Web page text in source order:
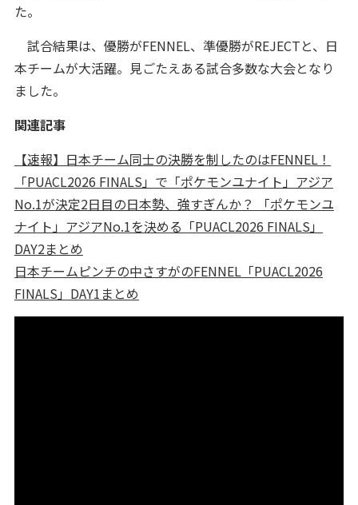
た。
試合結果は、優勝がFENNEL、準優勝がREJECTと、日
本チームが大活躍。見ごたえある試合多数な大会となり
ました。
関連記事
【速報】日本チーム同士の決勝を制したのはFENNEL！
「PUACL2026 FINALS」で「ポケモンユナイト」アジア
No.1が決定2日目の日本勢、強すぎんか？ 「ポケモンユ
ナイト」アジアNo.1を決める「PUACL2026 FINALS」
DAY2まとめ
日本チームピンチの中さすがのFENNEL「PUACL2026
FINALS」DAY1まとめ